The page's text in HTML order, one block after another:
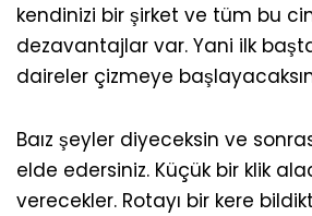
kendinizi bir şirket ve tüm bu
dezavantajlar var. Yani ilk
daireler çizmeye
Baız şeyler diyeceksin ve
elde edersiniz. Küçük bir klik
verecekler. Rotayı bir kere